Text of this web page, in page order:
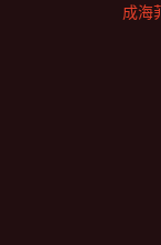
成海